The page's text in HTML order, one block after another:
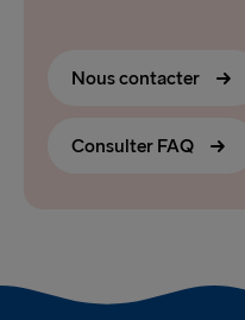
Nous contacter
Consulter FAQ